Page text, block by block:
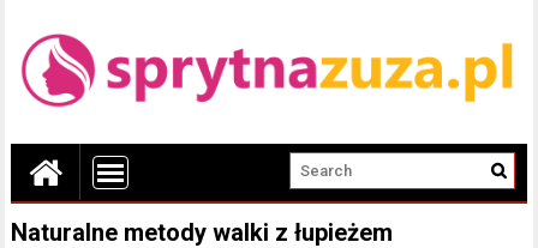
Naturalne metody walki z łupieżem